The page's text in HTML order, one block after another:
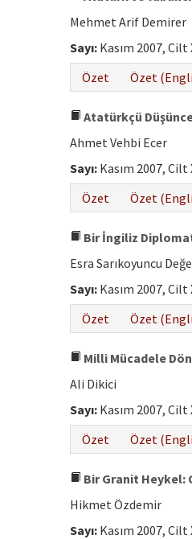
Mehmet Arif Demirer
Sayı: Kasım 2007, Cilt
Özet
Özet
Atatürkçü
Ahmet Vehbi Ecer
Sayı: Kasım 2007, Cilt
Özet
Özet
Bir İngiliz
Esra Sarıkoyuncu
Sayı: Kasım 2007, Cilt
Özet
Özet
Milli Mücadele
Ali Dikici
Sayı: Kasım 2007, Cilt
Özet
Özet
Bir Granit Heykel:
Hikmet Özdemir
Sayı: Kasım 2007, Cilt